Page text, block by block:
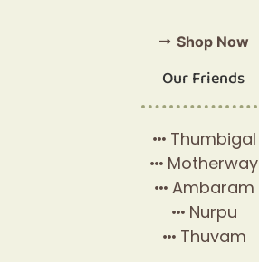
Shop Now
Our Friends
Thumbigal
Motherway
Ambaram
Nurpu
Thuvam